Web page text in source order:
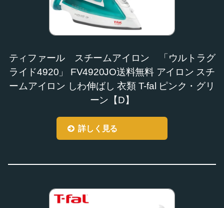
ティファール スチームアイロン 「ウルトラグ
ライド4920」 FV4920JO送料無料 アイロン スチ
ームアイロン しわ伸ばし 衣類 T-fal ピンク・グリ
ーン【D】
詳しく見る